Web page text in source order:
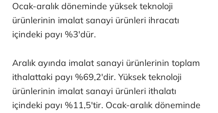
Ocak-aralık döneminde yüksek teknoloji
ürünlerinin imalat sanayi ürünleri ihracatı
içindeki payı %3'dür.
Aralık ayında imalat sanayi ürünlerinin toplam
ithalattaki payı %69,2'dir. Yüksek teknoloji
ürünlerinin imalat sanayi ürünleri ithalatı
içindeki payı %11,5'tir. Ocak-aralık döneminde